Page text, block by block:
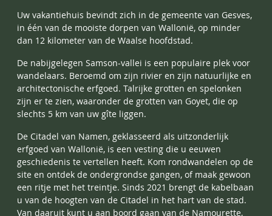
Uw vakantiehuis bevindt zich in de gemeente van Gesves,
in één van de mooiste dorpen van Wallonië, op minder
dan 12 kilometer van de Waalse hoofdstad.
De nabijgelegen Samson-vallei is een populaire plek voor
wandelaars. Beroemd om zijn rivier en zijn natuurlijke en
architectonische erfgoed. Talrijke grotten en spelonken
zijn er te zien, waaronder de grotten van Goyet, die op
slechts 5 km van uw gîte liggen.
De Citadel van Namen, geklasseerd als uitzonderlijk
erfgoed van Wallonië, is een vesting die u eeuwen
geschiedenis te vertellen heeft. Kom rondwandelen op de
site en ontdek de ondergrondse gangen, of maak gewoon
een ritje met het treintje. Sinds 2021 brengt de kabelbaan
u van de hoogten van de Citadel in het hart van de stad.
Van daaruit kunt u aan boord gaan van de Namourette,